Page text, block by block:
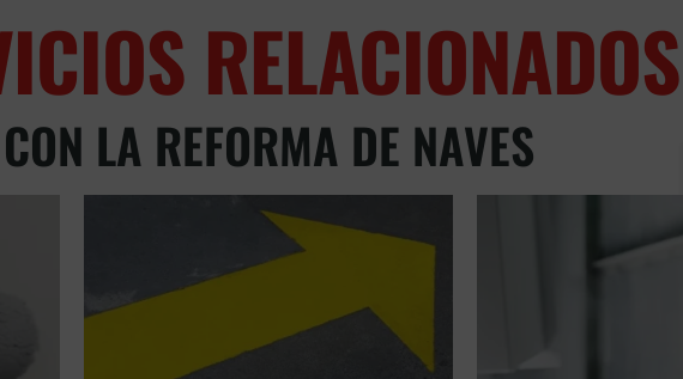
RELACIONADOS
CON LA REFORMA DE NAVES